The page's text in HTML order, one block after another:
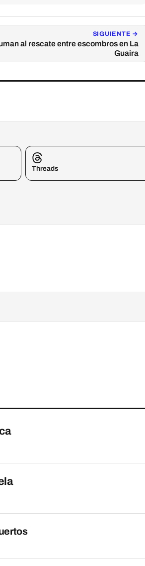
SIGUIENTE →
al rescate entre escombros en La
Guaira
Threads